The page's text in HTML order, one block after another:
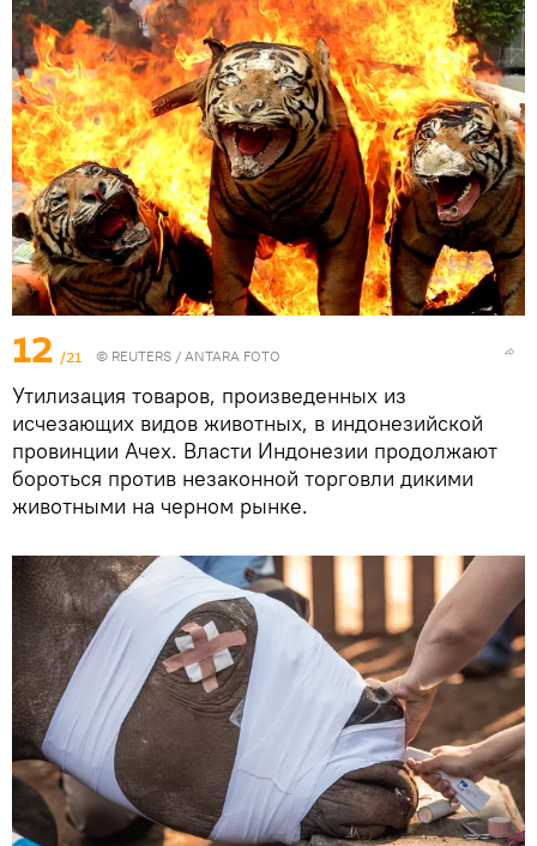
12 /21 © REUTERS / ANTARA FOTO
Утилизация товаров, произведенных из
исчезающих видов животных, в индонезийской
провинции Ачех. Власти Индонезии продолжают
бороться против незаконной торговли дикими
животными на черном рынке.